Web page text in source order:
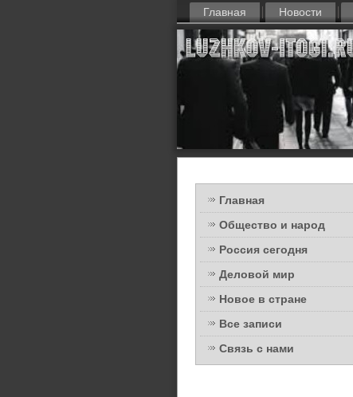
Главная Новости
Главная
Общество и народ
Россия сегодня
Деловой мир
Новое в стране
Все записи
Связь с нами